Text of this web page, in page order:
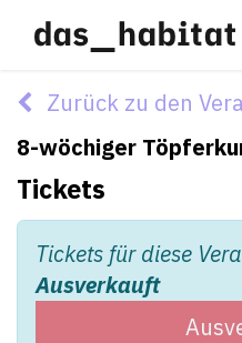
Zurück zu den
8-wöchiger
Tickets
Tickets für diese
Ausverkauft